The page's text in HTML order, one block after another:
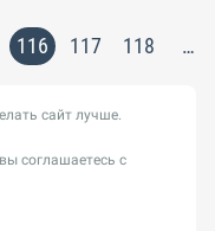
116 117 118 …
сайт лучше.
соглашаетесь с